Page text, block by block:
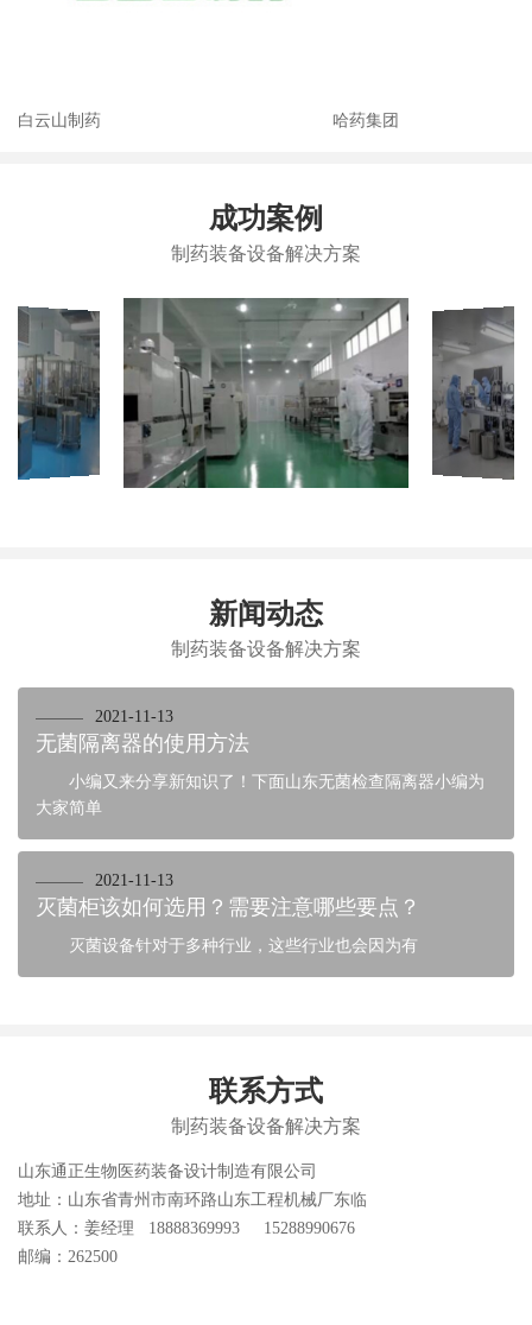
白云山制药 哈药集团
成功案例
制药装备设备解决方案
新闻动态
制药装备设备解决方案
2021-11-13
无菌隔离器的使用方法
小编又来分享新知识了！下面山东无菌检查隔离器小编为
大家简单
2021-11-13
灭菌柜该如何选用？需要注意哪些要点？
灭菌设备针对于多种行业，这些行业也会因为有
联系方式
制药装备设备解决方案
山东通正生物医药装备设计制造有限公司
地址：山东省青州市南环路山东工程机械厂东临
联系人：姜经理 18888369993 15288990676
邮编：262500